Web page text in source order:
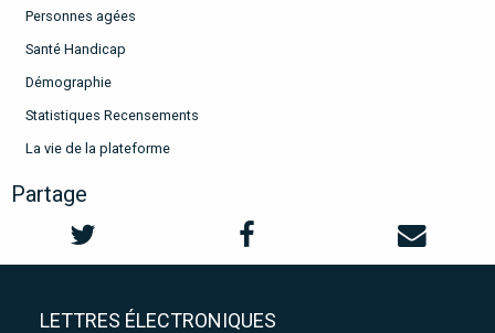
Personnes agées
Santé Handicap
Démographie
Statistiques Recensements
La vie de la plateforme
Partage
LETTRES ÉLECTRONIQUES